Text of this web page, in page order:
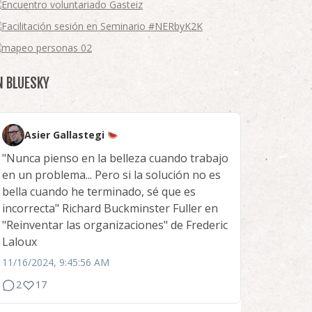
BLUESKY
Asier Gallastegi
"Nunca pienso en la belleza cuando trabajo
en un problema... Pero si la solución no es
bella cuando he terminado, sé que es
incorrecta" Richard Buckminster Fuller en
"Reinventar las organizaciones" de Frederic
Laloux
11/16/2024, 9:45:56 AM
2
17